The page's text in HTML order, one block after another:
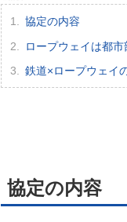
協定の内容
ロープウェイは都
鉄道×ロープウェイ
協定の内容